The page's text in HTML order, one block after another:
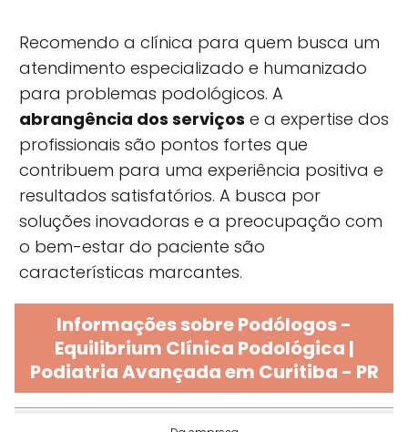
Recomendo a clínica para quem busca um
atendimento especializado e humanizado
para problemas podológicos. A
abrangência dos serviços e a expertise dos
profissionais são pontos fortes que
contribuem para uma experiência positiva e
resultados satisfatórios. A busca por
soluções inovadoras e a preocupação com
o bem-estar do paciente são
características marcantes.
Informações sobre Podólogos -
Equilibrium Clínica Podológica |
Podiatria Avançada em Curitiba - PR